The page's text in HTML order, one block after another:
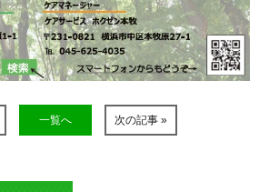
一覧へ 次の記事 »